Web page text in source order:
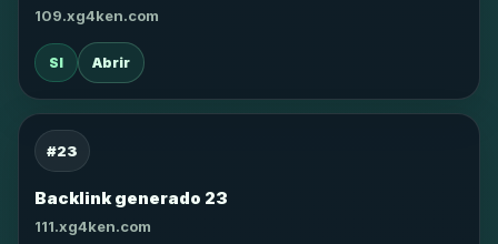
109.xg4ken.com
SI Abrir
#23
Backlink generado 23
111.xg4ken.com